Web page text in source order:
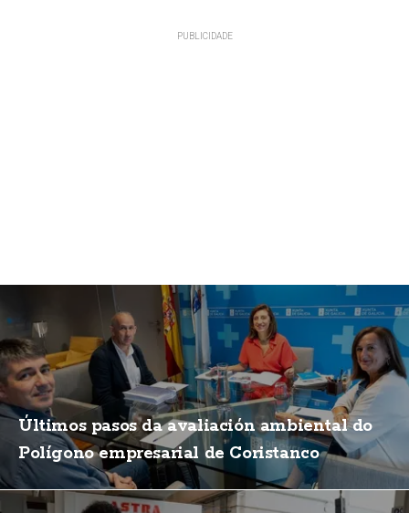
Últimos pasos da avaliación ambiental do
Polígono empresarial de Coristanco